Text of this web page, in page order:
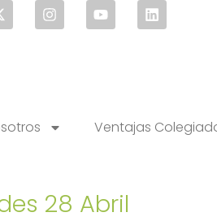
Ventajas
28 Abril